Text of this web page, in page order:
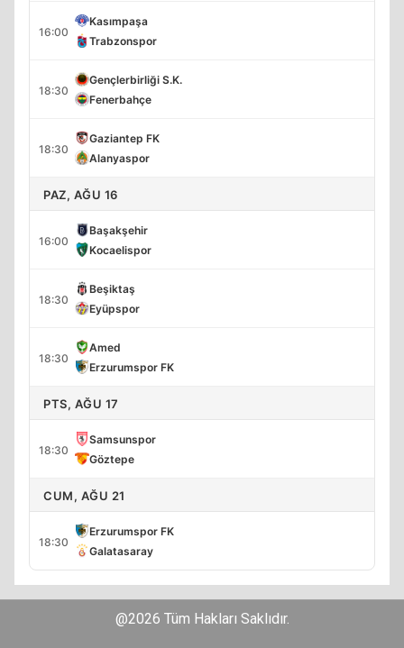
16:00
Kasımpaşa
Trabzonspor
18:30
Gençlerbirliği S.K.
Fenerbahçe
18:30
Gaziantep FK
Alanyaspor
PAZ, AĞU 16
16:00
Başakşehir
Kocaelispor
18:30
Beşiktaş
Eyüpspor
18:30
Amed
Erzurumspor FK
PTS, AĞU 17
18:30
Samsunspor
Göztepe
CUM, AĞU 21
18:30
Erzurumspor FK
Galatasaray
@2026 Tüm Hakları Saklıdır.